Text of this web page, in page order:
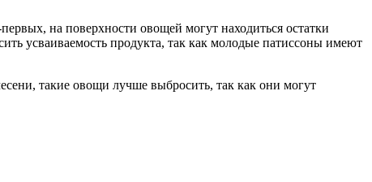
на поверхности овощей могут находиться остатки
усваиваемость продукта, так как молодые патиссоны имеют
такие овощи лучше выбросить, так как они могут